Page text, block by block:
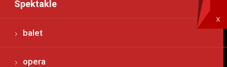
Spektakle
balet
opera